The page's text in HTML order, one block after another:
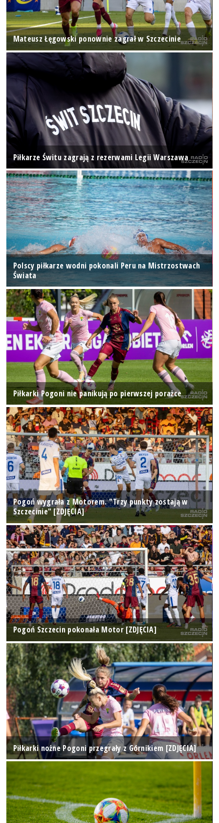
Mateusz Łęgowski ponownie zagrał w Szczecinie
Piłkarze Świtu zagrają z rezerwami Legii Warszawa
Polscy piłkarze wodni pokonali Peru na Mistrzostwach
Świata
Piłkarki Pogoni nie panikują po pierwszej porażce
Pogoń wygrała z Motorem. "Trzy punkty zostają w
Szczecinie" [ZDJĘCIA]
Pogoń Szczecin pokonała Motor [ZDJĘCIA]
Piłkarki nożne Pogoni przegrały z Górnikiem [ZDJĘCIA]